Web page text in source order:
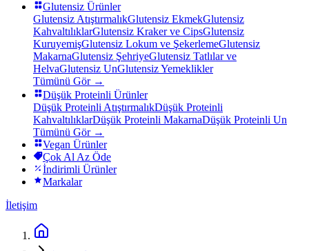
Glutensiz Ürünler
Glutensiz AtıştırmalıkGlutensiz EkmekGlutensiz
KahvaltılıklarGlutensiz Kraker ve CipsGlutensiz
KuruyemişGlutensiz Lokum ve ŞekerlemeGlutensiz
MakarnaGlutensiz ŞehriyeGlutensiz Tatlılar ve
HelvaGlutensiz UnGlutensiz Yemeklikler
Tümünü Gör →
Düşük Proteinli Ürünler
Düşük Proteinli AtıştırmalıkDüşük Proteinli
KahvaltılıklarDüşük Proteinli MakarnaDüşük Proteinli Un
Tümünü Gör →
Vegan Ürünler
Çok Al Az Öde
İndirimli Ürünler
Markalar
İletişim